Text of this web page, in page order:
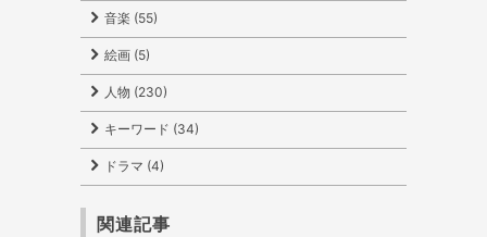
音楽 (55)
絵画 (5)
人物 (230)
キーワード (34)
ドラマ (4)
関連記事